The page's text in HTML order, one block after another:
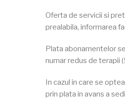
Oferta de servicii si
prealabila, informarea
Plata abonamentelor
numar redus de terapii
In cazul in care se
prin plata in avans a